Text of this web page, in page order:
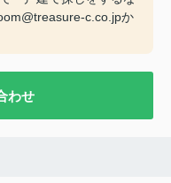
c.co.jpか
わせ